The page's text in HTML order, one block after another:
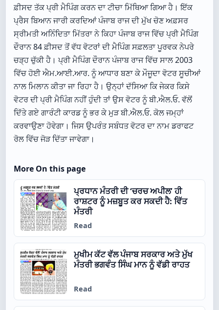
ਫ਼ੀਸਦ ਤੱਕ ਪ੍ਰੀ ਮੈਪਿੰਗ ਕਰਨ ਦਾ ਟੀਚਾ ਮਿੱਥਿਆ ਗਿਆ ਹੈ। ਇੱਕ
ਪ੍ਰੈਸ ਬਿਆਨ ਜਾਰੀ ਕਰਦਿਆਂ ਪੰਜਾਬ ਰਾਜ ਦੀ ਮੁੱਖ ਚੋਣ ਅਫ਼ਸਰ
ਸ੍ਰੀਮਤੀ ਅਨਿੰਦਿਤਾ ਮਿੱਤਰਾ ਨੇ ਕਿਹਾ ਪੰਜਾਬ ਰਾਜ ਵਿੱਚ ਪ੍ਰੀ ਮੈਪਿੰਗ
ਦੌਰਾਨ 84 ਫ਼ੀਸਦ ਤੋਂ ਵੱਧ ਵੋਟਰਾਂ ਦੀ ਮੈਪਿੰਗ ਸਫ਼ਲਤਾ ਪੂਰਵਕ ਨੇਪਰੇ
ਚੜ੍ਹ ਚੁੱਕੀ ਹੈ। ਪ੍ਰੀ ਮੈਪਿੰਗ ਦੌਰਾਨ ਪੰਜਾਬ ਰਾਜ ਵਿੱਚ ਸਾਲ 2003
ਵਿੱਚ ਹੋਈ ਐਮ.ਆਈ.ਆਰ. ਨੂੰ ਆਧਾਰ ਬਣਾ ਕੇ ਮੌਜੂਦਾ ਵੋਟਰ ਸੂਚੀਆਂ
ਨਾਲ ਮਿਲਾਨ ਕੀਤਾ ਜਾ ਰਿਹਾ ਹੈ। ਉਨ੍ਹਾਂ ਦੱਸਿਆ ਕਿ ਜੇਕਰ ਕਿਸੇ
ਵੋਟਰ ਦੀ ਪ੍ਰੀ ਮੈਪਿੰਗ ਨਹੀਂ ਹੁੰਦੀ ਤਾਂ ਉਸ ਵੋਟਰ ਨੂੰ ਬੀ.ਐਲ.ਓ. ਵੱਲੋਂ
ਦਿੱਤੇ ਗਏ ਗਾਰੰਟੀ ਕਾਰਡ ਨੂੰ ਭਰ ਕੇ ਮੁੜ ਬੀ.ਐਲ.ਓ. ਕੋਲ ਜਮ੍ਹਾਂ
ਕਰਵਾਉਣਾ ਹੋਵੇਗਾ। ਜਿਸ ਉਪਰੰਤ ਸਬੰਧਤ ਵੋਟਰ ਦਾ ਨਾਮ ਡਰਾਫਟ
ਰੋਲ ਵਿੱਚ ਜੋੜ ਦਿੱਤਾ ਜਾਵੇਗਾ।
More On this page
ਪ੍ਰਧਾਨ ਮੰਤਰੀ ਦੀ ‘ਚਰਚ ਅਪੀਲ’ ਹੀ
ਰਾਸ਼ਟਰ ਨੂੰ ਮਜ਼ਬੂਤ ਕਰ ਸਕਦੀ ਹੈ: ਵਿੱਤ
ਮੰਤਰੀ
Read
ਮੁਖੀਮ ਕੱਟ ਵੱਲ ਪੰਜਾਬ ਸਰਕਾਰ ਅਤੇ ਮੁੱਖ
ਮੰਤਰੀ ਭਗਵੰਤ ਸਿੰਘ ਮਾਨ ਨੂੰ ਵੱਡੀ ਰਾਹਤ
Read